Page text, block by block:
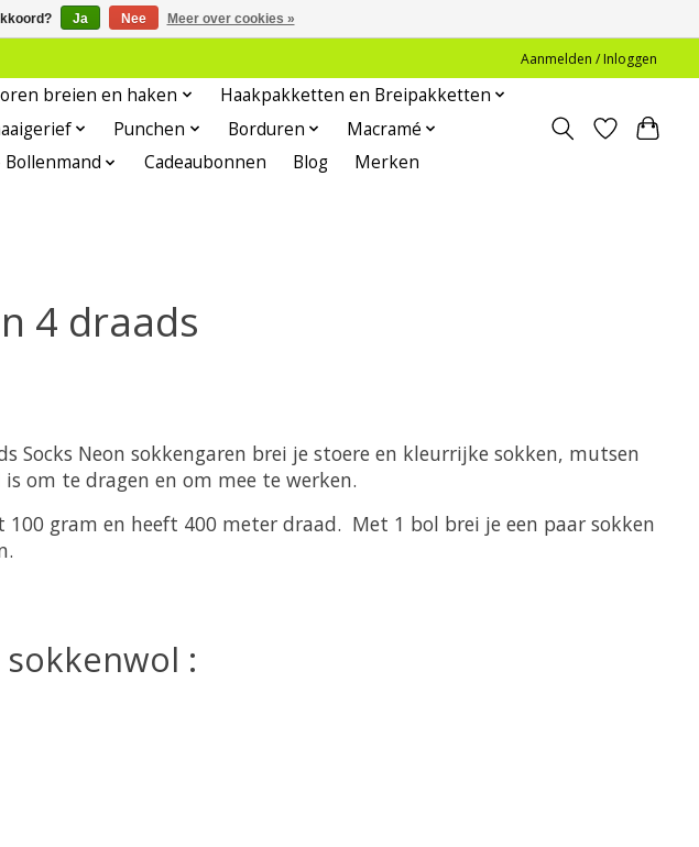
Aanmelden / Inloggen
breien en haken
Haakpakketten en Breipakketten
Punchen Borduren
Macramé
Cadeaubonnen Blog Merken
4 draads
Socks Neon sokkengaren brei je stoere en kleurrijke sokken, mutsen
om te dragen en om mee te werken.
gram en heeft 400 meter draad. Met 1 bol brei je een paar sokken
:
Ja Nee Meer over cookies »